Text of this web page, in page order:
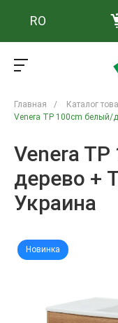
RO
Главная / Каталог
Venera TP 100cm белый/
Venera
дерево +
Украина
Новинка